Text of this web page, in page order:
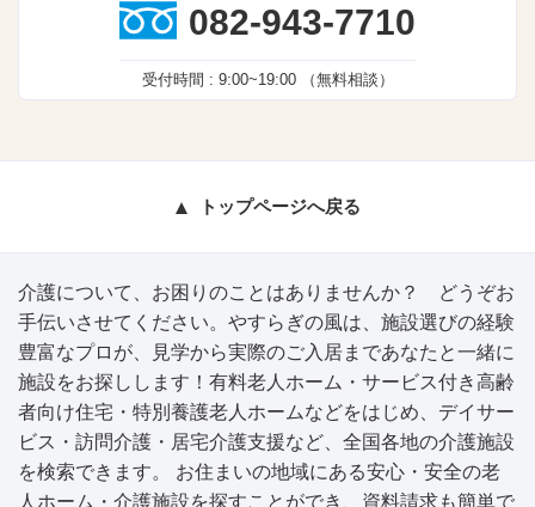
082-943-7710
受付時間 : 9:00~19:00（無料相談）
トップページへ戻る
介護について、お困りのことはありませんか？ どうぞお
手伝いさせてください。やすらぎの風は、施設選びの経験
豊富なプロが、見学から実際のご入居まであなたと一緒に
施設をお探しします！有料老人ホーム・サービス付き高齢
者向け住宅・特別養護老人ホームなどをはじめ、デイサー
ビス・訪問介護・居宅介護支援など、全国各地の介護施設
を検索できます。 お住まいの地域にある安心・安全の老
人ホーム・介護施設を探すことができ、資料請求も簡単で